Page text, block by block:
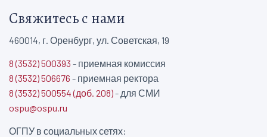
Свяжитесь с нами
460014, г. Оренбург, ул. Советская, 19
8 (3532) 500393 - приемная комиссия
8 (3532) 506676 - приемная ректора
8 (3532) 500554 (доб. 208)- для СМИ
ospu@ospu.ru
ОГПУ в социальных сетях: